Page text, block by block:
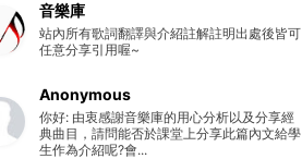
音樂庫
站內所有歌詞翻譯與介紹註解註明出處後皆可
任意分享引用喔~
Anonymous
你好: 由衷感謝音樂庫的用心分析以及分享經
典曲目，請問能否於課堂上分享此篇內文給學
生作為介紹呢?會...